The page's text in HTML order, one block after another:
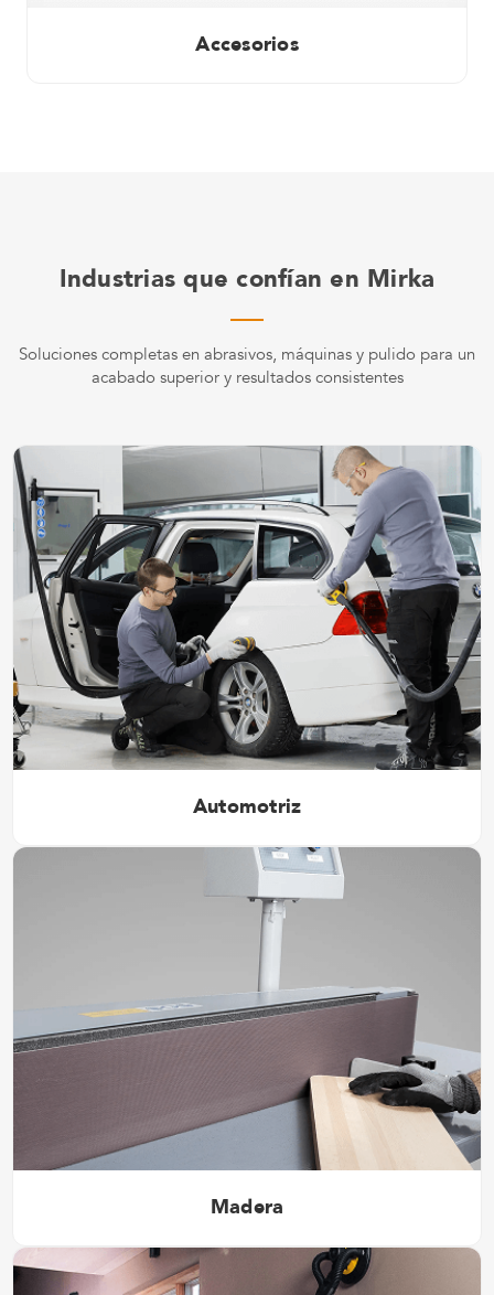
Accesorios
Industrias que confían en Mirka
Soluciones completas en abrasivos, máquinas y pulido para un
acabado superior y resultados consistentes
Automotriz
Madera